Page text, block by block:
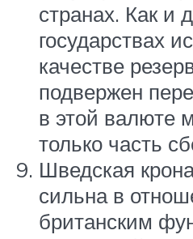
странах. Как и
государствах
качестве
подвержен
в этой валюте
только часть
Шведская
сильна в
британским